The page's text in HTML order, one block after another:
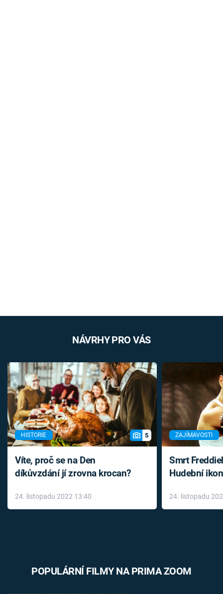
NÁVRHY PRO VÁS
HISTORIE 5
Víte, proč se na Den
díkůvzdání jí zrovna krocan?
24. listopadu 2022 13:40
ZAJÍMAVOSTI
Smrt
Hudební
léky
24. listopadu
POPULÁRNÍ FILMY NA PRIMA ZOOM